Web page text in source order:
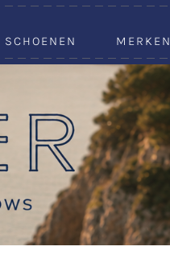
SCHOENEN MERKEN